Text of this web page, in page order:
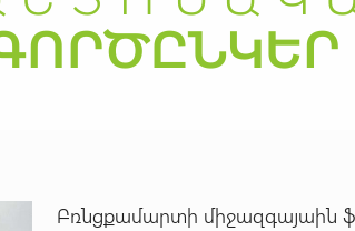
Բռնցքամարտի միջազգայաին